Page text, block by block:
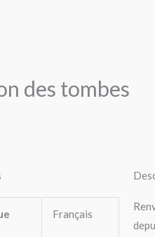
des tombes
Français